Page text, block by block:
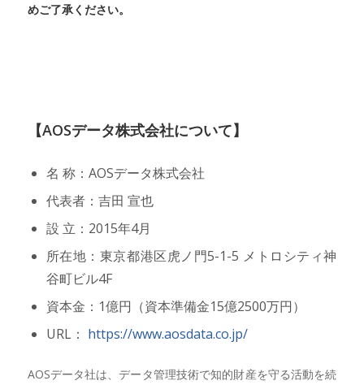
めご了承ください。
【AOSデータ株式会社について】
名 称：AOSデータ株式会社
代表者：吉田 宣也
設 立：2015年4月
所在地：東京都港区虎ノ門5-1-5 メトロシティ神
谷町ビル4F
資本金：1億円（資本準備金15億2500万円）
URL： https://www.aosdata.co.jp/
AOSデータ社は、データ管理技術で知的財産を守る活動を続